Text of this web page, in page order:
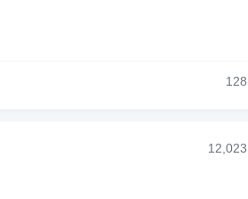
128
12,023